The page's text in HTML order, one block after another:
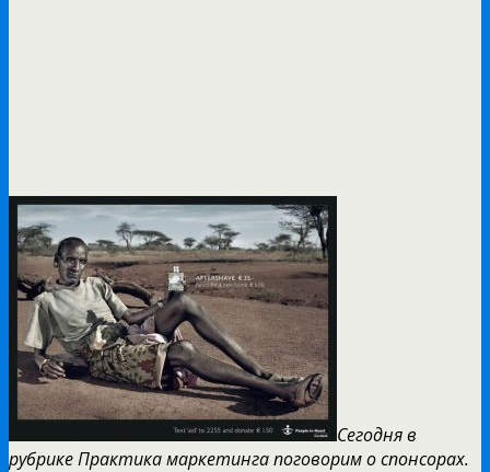
Сегодня в
рубрике Практика маркетинга поговорим о спонсорах.